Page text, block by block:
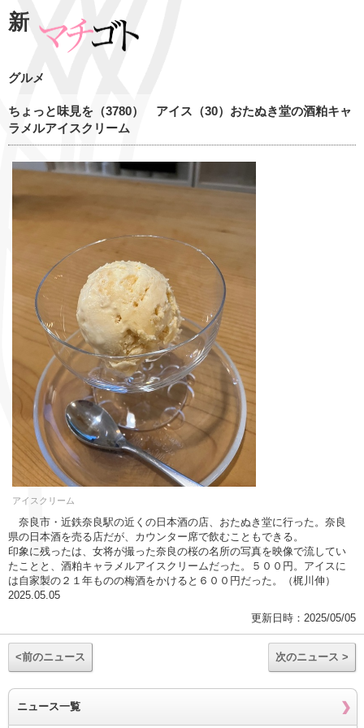
新
グルメ
ちょっと味見を（3780） アイス（30）おたぬき堂の酒粕キャ
ラメルアイスクリーム
アイスクリーム
奈良市・近鉄奈良駅の近くの日本酒の店、おたぬき堂に行った。奈良
県の日本酒を売る店だが、カウンター席で飲むこともできる。
印象に残ったは、女将が撮った奈良の桜の名所の写真を映像で流してい
たことと、酒粕キャラメルアイスクリームだった。５００円。アイスに
は自家製の２１年ものの梅酒をかけると６００円だった。（梶川伸）
2025.05.05
更新日時：2025/05/05
<前のニュース 次のニュース >
ニュース一覧